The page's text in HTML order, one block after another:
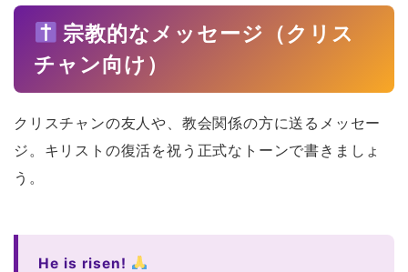
宗教的なメッセージ（クリス
チャン向け）
クリスチャンの友人や、教会関係の方に送るメッセー
ジ。キリストの復活を祝う正式なトーンで書きましょ
う。
He is risen!
原田高志の”ほぼ日刊”英語
“シン”・英会話スピード表
現
英語名言・格言・カッコい